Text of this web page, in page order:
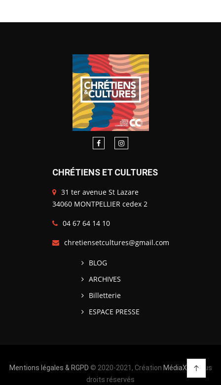
CHRÉTIENS ET CULTURES
31 ter avenue St Lazare
34060 MONTPELLIER cedex 2
04 67 64 14 10
chretiensetcultures@gmail.com
BLOG
ARCHIVES
Billetterie
ESPACE PRESSE
Mentions légales & RGPD © 2020-2021, Création MédiaXV
| Tous
droits réservés